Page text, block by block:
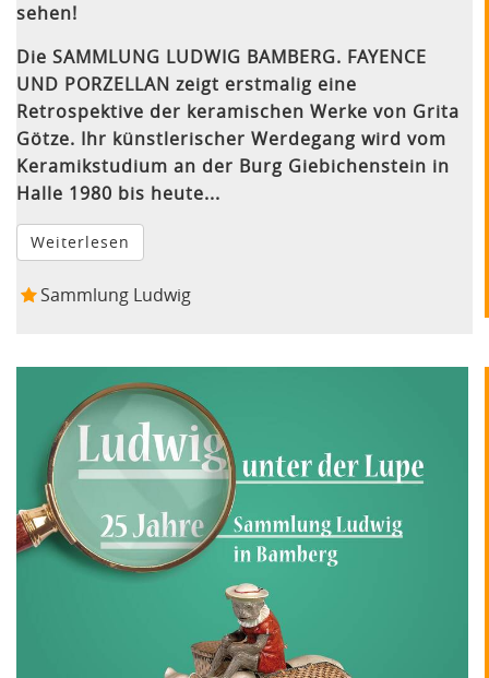
sehen!
Die SAMMLUNG LUDWIG BAMBERG. FAYENCE
UND PORZELLAN zeigt erstmalig eine
Retrospektive der keramischen Werke von Grita
Götze. Ihr künstlerischer Werdegang wird vom
Keramikstudium an der Burg Giebichenstein in
Halle 1980 bis heute...
Weiterlesen
Sammlung Ludwig